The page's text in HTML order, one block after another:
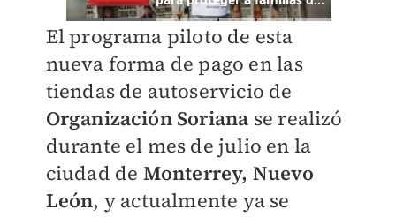
El programa piloto de esta
nueva forma de pago en las
tiendas de autoservicio de
Organización Soriana se realizó
durante el mes de julio en la
ciudad de Monterrey, Nuevo
León, y actualmente ya se